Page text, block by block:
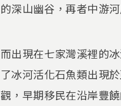
的深山幽谷，再者中游
而出現在七家灣溪裡的
了冰河活化石魚類出現
觀，早期移民在沿岸豐